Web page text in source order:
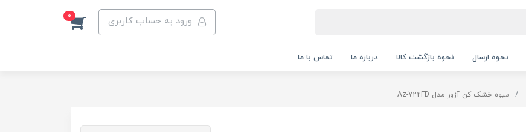
ورود به حساب کاربری 0
نحوه ارسال نحوه بازگشت کالا درباره ما تماس با ما
میوه خشک کن آزور مدل Az-722FD